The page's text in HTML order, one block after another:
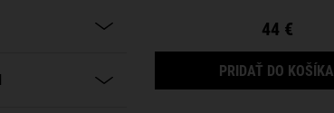
44 €
PRIDAŤ DO KOŠÍKA